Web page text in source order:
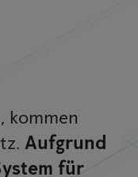
kommen
Aufgrund
für